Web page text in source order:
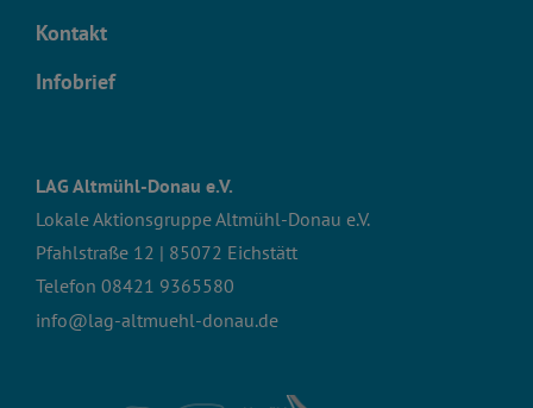
Kontakt
Infobrief
LAG Altmühl-Donau e.V.
Lokale Aktionsgruppe Altmühl-Donau e.V.
Pfahlstraße 12 | 85072 Eichstätt
Telefon 08421 9365580
info@lag-altmuehl-donau.de